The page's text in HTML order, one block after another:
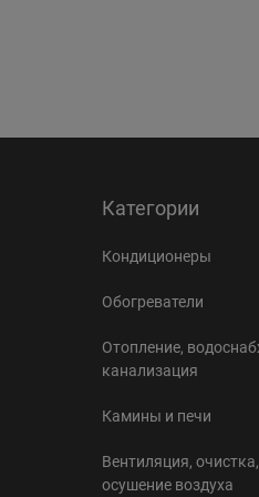
Категории
Кондиционеры
Обогреватели
Отопление,
канализация
Камины и печи
Вентиляция,
осушение воздуха